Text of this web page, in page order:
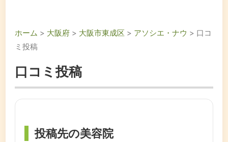
ホーム > 大阪府 > 大阪市東成区 > アソシエ・ナウ > 口コ
ミ投稿
口コミ投稿
投稿先の美容院